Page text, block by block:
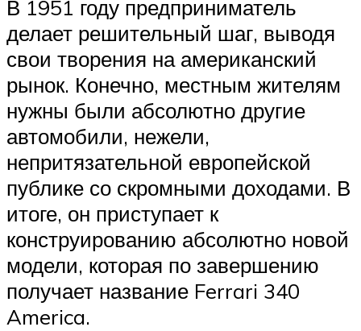
В 1951 году предприниматель
делает решительный шаг, выводя
свои творения на американский
рынок. Конечно, местным жителям
нужны были абсолютно другие
автомобили, нежели,
непритязательной европейской
публике со скромными доходами. В
итоге, он приступает к
конструированию абсолютно новой
модели, которая по завершению
получает название Ferrari 340
America.